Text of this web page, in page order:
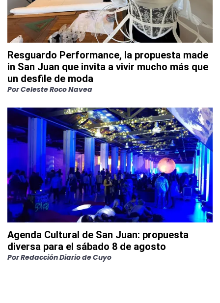
Resguardo Performance, la propuesta made
in San Juan que invita a vivir mucho más que
un desfile de moda
PorCeleste Roco Navea
Agenda Cultural de San Juan: propuesta
diversa para el sábado 8 de agosto
PorRedacción Diario de Cuyo